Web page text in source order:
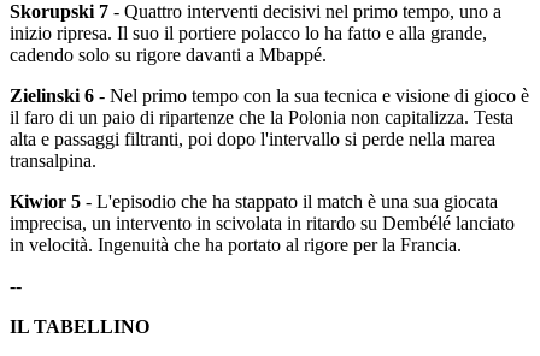
Skorupski 7 - Quattro interventi decisivi nel primo tempo, uno a
inizio ripresa. Il suo il portiere polacco lo ha fatto e alla grande,
cadendo solo su rigore davanti a Mbappé.
Zielinski 6 - Nel primo tempo con la sua tecnica e visione di gioco è
il faro di un paio di ripartenze che la Polonia non capitalizza. Testa
alta e passaggi filtranti, poi dopo l'intervallo si perde nella marea
transalpina.
Kiwior 5 - L'episodio che ha stappato il match è una sua giocata
imprecisa, un intervento in scivolata in ritardo su Dembélé lanciato
in velocità. Ingenuità che ha portato al rigore per la Francia.
--
IL TABELLINO